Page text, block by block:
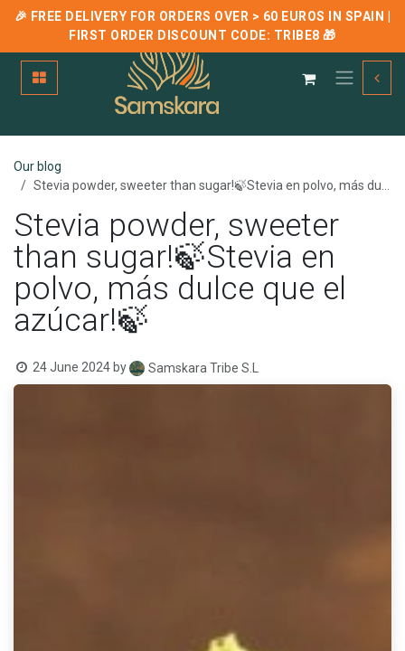
Skip to Content
🎉 FREE DELIVERY FOR ORDERS OVER > 60 EUROS IN SPAIN |
FIRST ORDER DISCOUNT CODE: TRIBE8 🎁
Our blog
Stevia powder, sweeter than sugar!🍃Stevia en polvo, más dulce que el azúcar!🍃
Stevia powder, sweeter
than sugar!🍃Stevia en
polvo, más dulce que el
azúcar!🍃
24 June 2024 by Samskara Tribe S.L